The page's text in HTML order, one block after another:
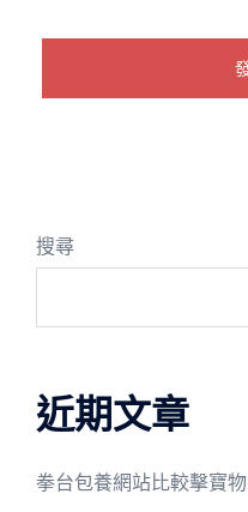
搜尋
近期文章
拳台包養網站比較擊寶物